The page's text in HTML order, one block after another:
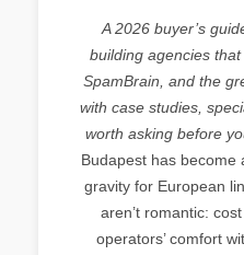
A 2026 buyer’s
building agencies that
SpamBrain, and the
with case studies,
worth asking before
Budapest has become
gravity for European
aren’t romantic:
operators’ comfort